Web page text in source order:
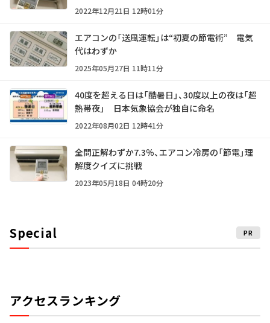
2022年12月21日 12時01分
エアコンの「送風運転」は“初夏の節電術” 電気
代はわずか
2025年05月27日 11時11分
40度を超える日は「酷暑日」、30度以上の夜は「超
熱帯夜」 日本気象協会が独自に命名
2022年08月02日 12時41分
全問正解わずか7.3％、エアコン冷房の「節電」理
解度クイズに挑戦
2023年05月18日 04時20分
Special PR
アクセスランキング